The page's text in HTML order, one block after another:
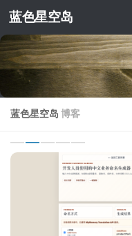
跳至内容
蓝色星空岛
蓝色星空岛 博客